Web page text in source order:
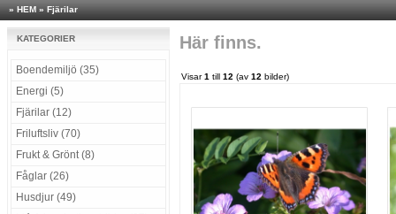
» HEM » Fjärilar
KATEGORIER
Boendemiljö (35)
Energi (5)
Fjärilar (12)
Friluftsliv (70)
Frukt & Grönt (8)
Fåglar (26)
Husdjur (49)
Här finns.
Visar1 till 12 (av 12 bilder)